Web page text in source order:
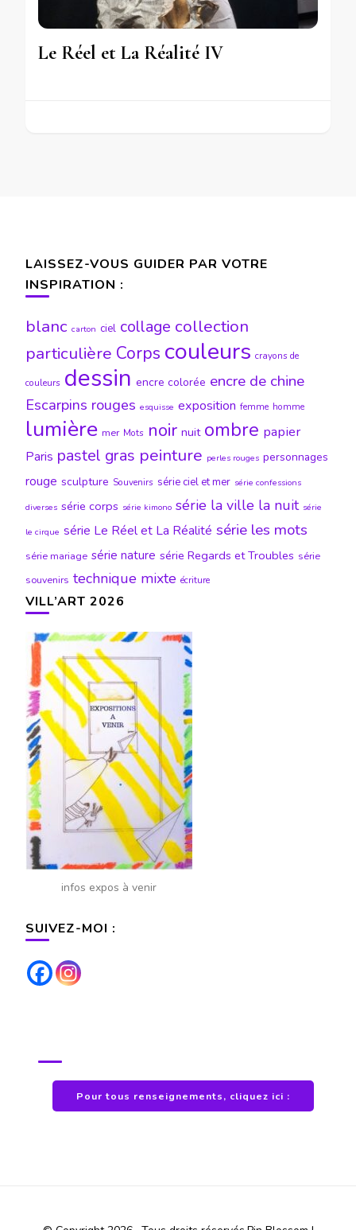
Le Réel et La Réalité IV
LAISSEZ-VOUS GUIDER PAR VOTRE
INSPIRATION :
blanc carton ciel collage collection
particulière Corps couleurs crayons de
couleurs dessin encre colorée encre de chine
Escarpins rouges esquisse exposition femme homme
lumière mer Mots noir nuit ombre papier
Paris pastel gras peinture perles rouges personnages
rouge sculpture Souvenirs série ciel et mer série confessions
diverses série corps série kimono série la ville la nuit série
le cirque série Le Réel et La Réalité série les mots
série mariage série nature série Regards et Troubles série
souvenirs technique mixte écriture
VILL’ART 2026
infos expos à venir
SUIVEZ-MOI :
Pour tous renseignements, cliquez ici :